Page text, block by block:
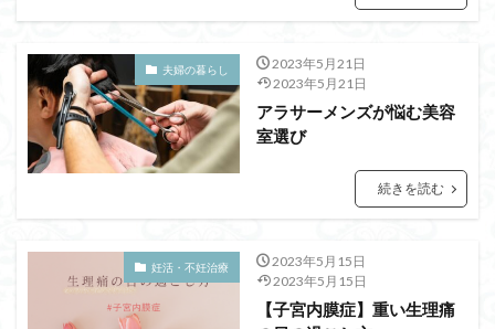
夫婦の暮らし
2023年5月21日
2023年5月21日
アラサーメンズが悩む美容
室選び
続きを読む
妊活・不妊治療
2023年5月15日
2023年5月15日
【子宮内膜症】重い生理痛